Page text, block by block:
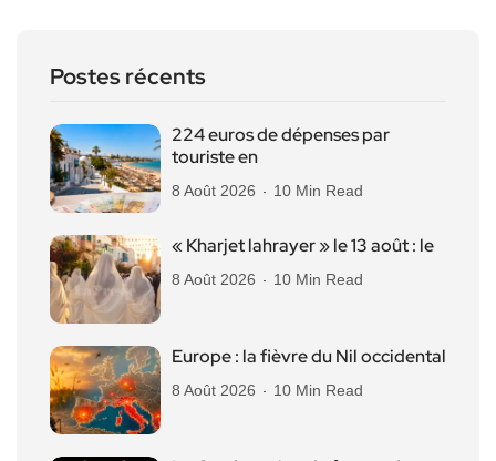
Postes récents
224 euros de dépenses par
touriste en
8 Août 2026 10 Min Read
« Kharjet lahrayer » le 13 août : le
8 Août 2026 10 Min Read
Europe : la fièvre du Nil occidental
8 Août 2026 10 Min Read